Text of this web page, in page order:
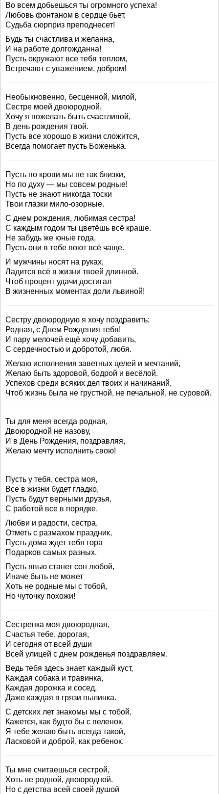
Во всем добьешься ты огромного успеха!
Любовь фонтаном в сердце бьет,
Судьба сюрприз преподнесет!
Будь ты счастлива и желанна,
И на работе долгожданна!
Пусть окружают все тебя теплом,
Встречают с уважением, добром!
Необыкновенно, бесценной, милой,
Сестре моей двоюродной,
Хочу я пожелать быть счастливой,
В день рождения твой.
Пусть все хорошо в жизни сложится,
Всегда помогает пусть Боженька.
Пусть по крови мы не так близки,
Но по духу — мы совсем родные!
Пусть не знают никогда тоски
Твои глазки мило-озорные.
С днем рождения, любимая сестра!
С каждым годом ты цветёшь всё краше.
Не забудь же юные года,
Пусть они в тебе поют всё чаще.
И мужчины носят на руках,
Ладится всё в жизни твоей длинной.
Чтоб процент удачи достигал
В жизненных моментах доли львиной!
Сестру двоюродную я хочу поздравить:
Родная, с Днем Рождения тебя!
И пару мелочей ещё хочу добавить,
С сердечностью и добротой, любя.
Желаю исполнения заветных целей и мечтаний,
Желаю быть здоровой, бодрой и весёлой.
Успехов среди всяких дел твоих и начинаний,
Чтоб жизнь была не грустной, не печальной, не суровой.
Ты для меня всегда родная,
Двоюродной не назову,
И в День Рождения, поздравляя,
Желаю мечту исполнить свою!
Пусть у тебя, сестра моя,
Все в жизни будет гладко,
Пусть будут верными друзья,
С работой все в порядке.
Любви и радости, сестра,
Отметь с размахом праздник,
Пусть дома ждет тебя гора
Подарков самых разных.
Пусть явью станет сон любой,
Иначе быть не может
Хоть не родные мы с тобой,
Но чуточку похожи!
Сестренка моя двоюродная,
Счастья тебе, дорогая,
И сегодня от всей души
Всей улицей с днем рожденья поздравляем.
Ведь тебя здесь знает каждый куст,
Каждая собака и травинка,
Каждая дорожка и сосед,
Даже каждая в грязи пылинка.
С детских лет знакомы мы с тобой,
Кажется, как будто бы с пеленок.
Я тебе желаю быть всегда такой,
Ласковой и доброй, как ребенок.
Ты мне считаешься сестрой,
Хоть не родной, двоюродной.
Но с детства всей своей душой